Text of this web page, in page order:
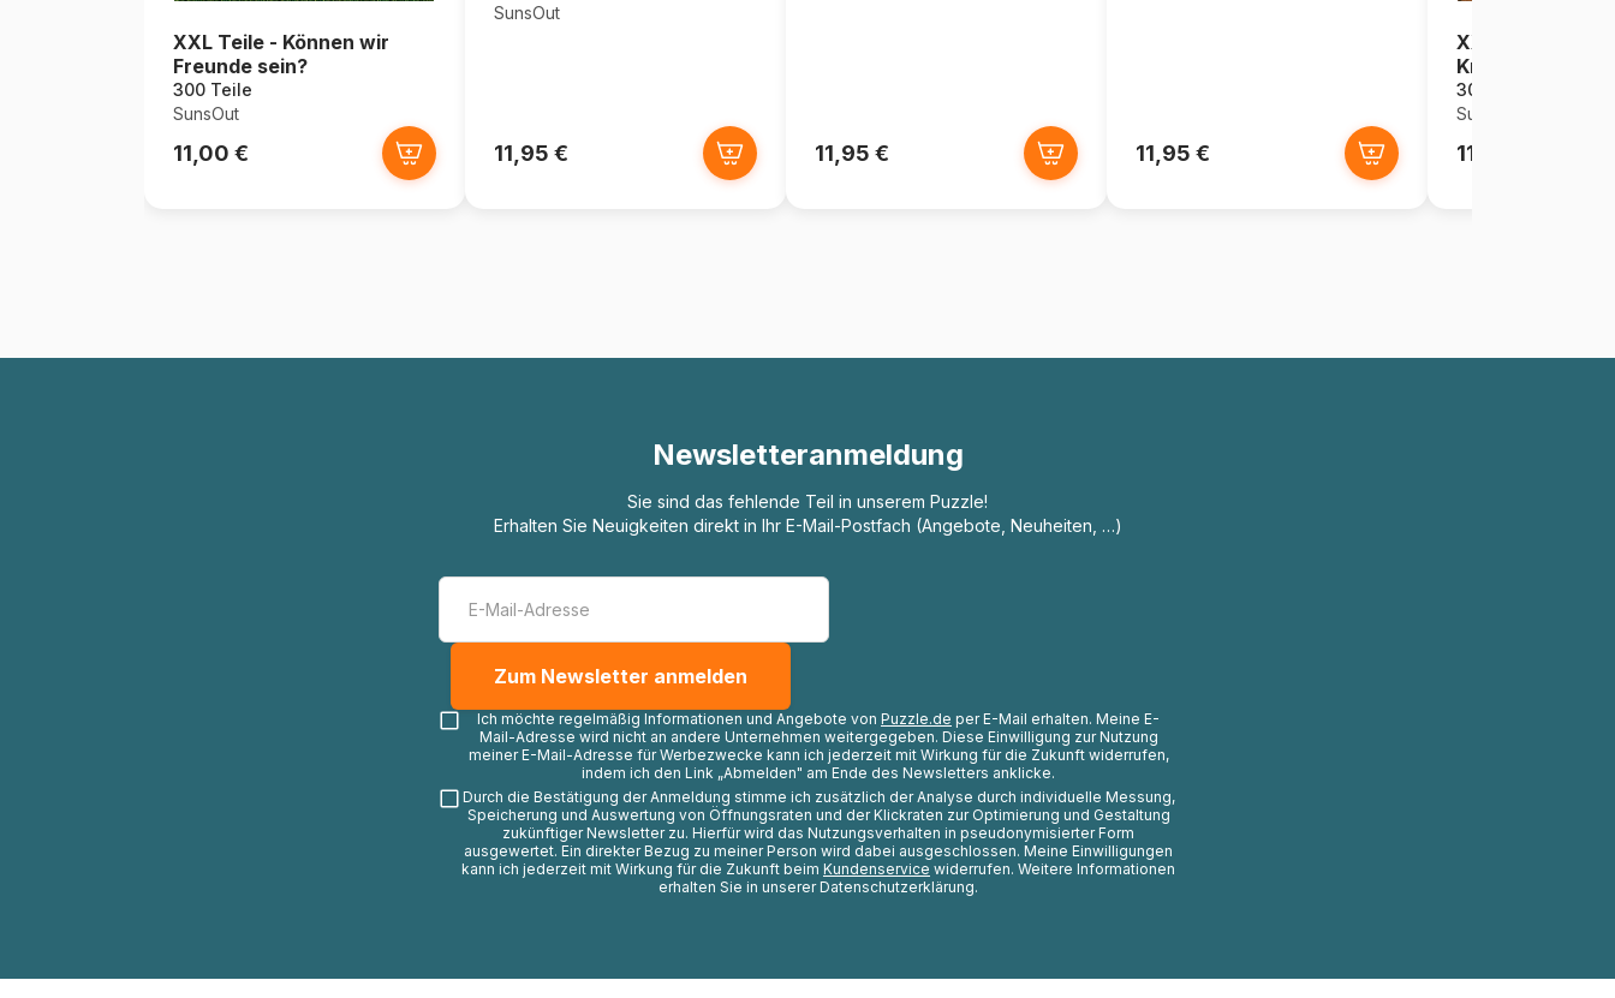
XXL Teile - Können wir
Freunde sein?
300 Teile
SunsOut
11,00 €
SunsOut
11,95 € 11,95 € 11,95 €
XXL Teile -
Knitted Gift
300 Teile
SunsOut
11,95 €
Newsletteranmeldung
Sie sind das fehlende Teil in unserem Puzzle!
Erhalten Sie Neuigkeiten direkt in Ihr E-Mail-Postfach (Angebote, Neuheiten, …)
Ich möchte regelmäßig Informationen und Angebote von Puzzle.de per E-Mail erhalten. Meine E-
Mail-Adresse wird nicht an andere Unternehmen weitergegeben. Diese Einwilligung zur Nutzung
meiner E-Mail-Adresse für Werbezwecke kann ich jederzeit mit Wirkung für die Zukunft widerrufen,
indem ich den Link „Abmelden" am Ende des Newsletters anklicke.
Durch die Bestätigung der Anmeldung stimme ich zusätzlich der Analyse durch individuelle Messung,
Speicherung und Auswertung von Öffnungsraten und der Klickraten zur Optimierung und Gestaltung
zukünftiger Newsletter zu. Hierfür wird das Nutzungsverhalten in pseudonymisierter Form
ausgewertet. Ein direkter Bezug zu meiner Person wird dabei ausgeschlossen. Meine Einwilligungen
kann ich jederzeit mit Wirkung für die Zukunft beim Kundenservice widerrufen. Weitere Informationen
erhalten Sie in unserer Datenschutzerklärung.